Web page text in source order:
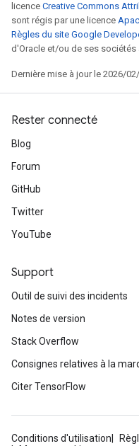
licence Creative Commons
sont régis par une licence
Règles du site Google
d'Oracle et/ou de ses sociétés
Dernière mise à jour le 2026/
Rester connecté
Blog
Forum
GitHub
Twitter
YouTube
Support
Outil de suivi des incidents
Notes de version
Stack Overflow
Consignes relatives à la
Citer TensorFlow
Conditions d'utilisation